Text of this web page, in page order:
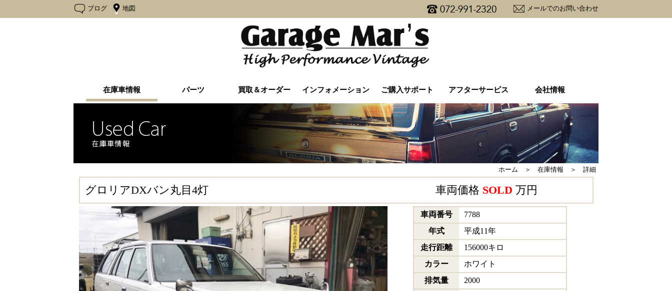
ブログ 地図 メールでのお問い合わせ
在庫車情報 パーツ 買取＆オーダー
注文販売
買取査定（Y30専用）
買取査定
Y30カスタム
インフォメーション
更新情報
メディア情報
ご購入サポート
メンテナンス
よくあるご質問
アフターサービス
アフターケア
購入から納車の流れ
必要書類一覧
ユーザーの声
大阪府流入車規制
会社情報
経営方針
会社概要
地図
ホーム ＞ 在庫情報 ＞ 詳細
グロリアDXバン丸目4灯 車両価格 SOLD 万円
車両番号
7788
年式
平成11年
走行距離
156000キロ
カラー
ホワイト
排気量
2000